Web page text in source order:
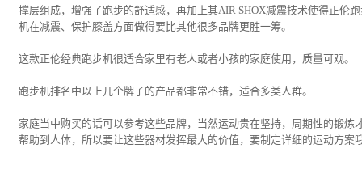
撑层组成，增强了跑步的舒适感，再加上其AIR SHOX减震技术使得正伦
机在减震、保护膝盖方面做得要比其他很多品牌更胜一筹。
这款正伦经典跑步机很适合家里有老人或者小孩的家庭使用，质量可观。
跑步机排名中以上几个牌子的产品都非常不错，适合多类人群。
家庭当中购买的话可以参考这些品牌，当然运动贵在坚持，周期性的锻炼
帮助到人体，所以要让这些器材发挥最大的价值，要制定详细的运动方案